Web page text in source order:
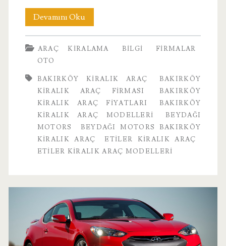
Devamını OkuEtiler
Kiralık
Araç
Hakkında
ARAÇ KIRALAMA BILGI
FIRMALAR
OTO
BAKIRKÖY KIRALIK ARAÇ
BAKIRKÖY
KIRALIK ARAÇ FIRMASI
BAKIRKÖY
KIRALIK ARAÇ FIYATLARI
BAKIRKÖY
KIRALIK ARAÇ MODELLERI
BEYDAĞI
MOTORS
BEYDAĞI MOTORS BAKIRKÖY
KIRALIK ARAÇ
ETILER KIRALIK ARAÇ
ETILER KIRALIK ARAÇ MODELLERI